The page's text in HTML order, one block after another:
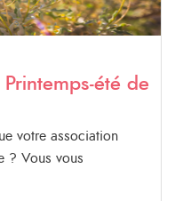
été de
votre association
? Vous vous